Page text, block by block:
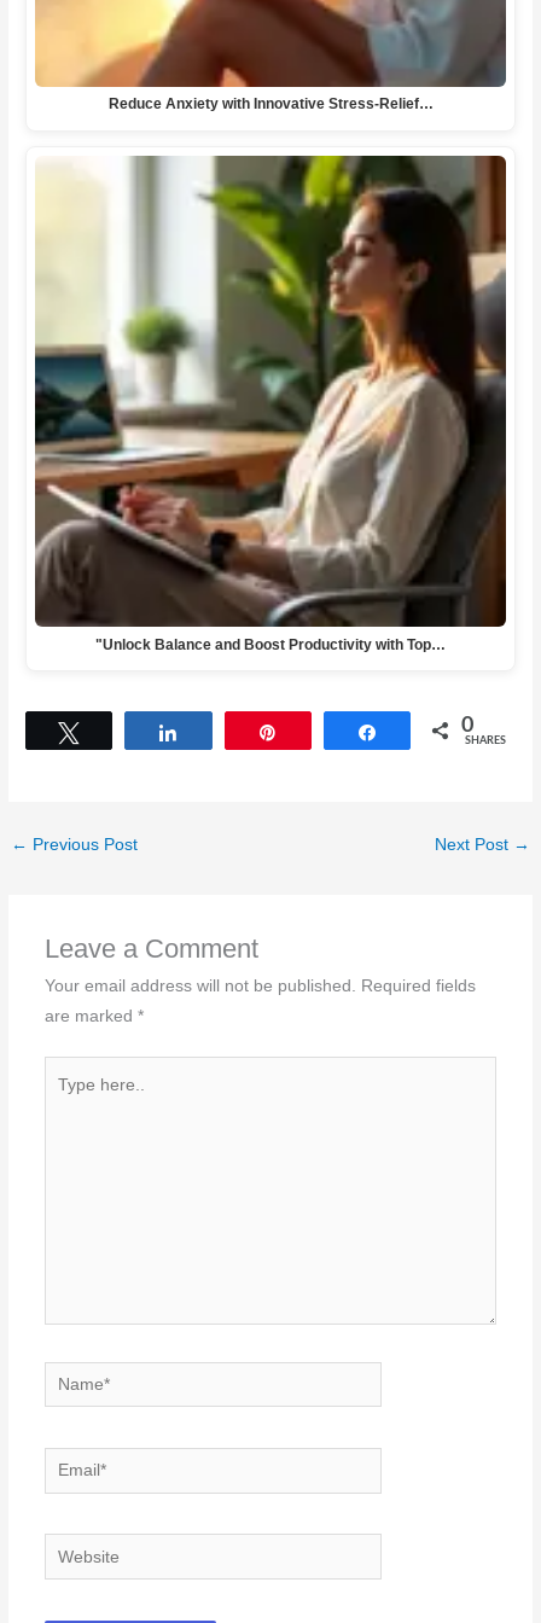
Reduce Anxiety with Innovative Stress-Relief…
"Unlock Balance and Boost Productivity with Top…
Share 0
SHARES
← Previous Post Next Post →
Leave a Comment
Your email address will not be published. Required fields
are marked *
here..
Name*
Email*
Website